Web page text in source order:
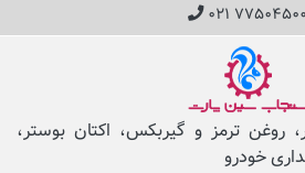
۰۲۱ ۷۷۵۰۴۵۰۰
روغن ترمز و گیربکس، اکتان بوستر،
خودرو